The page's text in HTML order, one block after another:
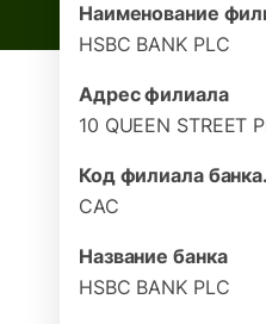
Наименование
HSBC BANK PLC
Адрес филиала
10 QUEEN STREET
Код филиала банка.
CAC
Название банка
HSBC BANK PLC